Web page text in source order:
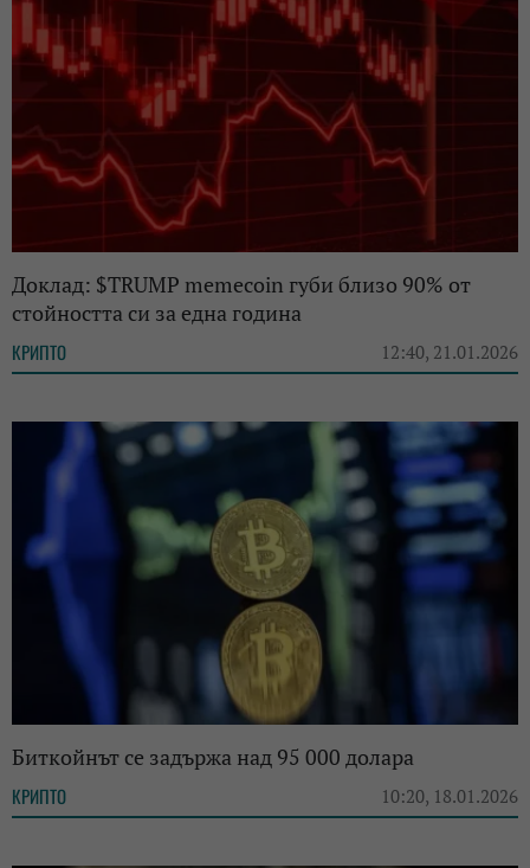
Доклад: $TRUMP memecoin губи близо 90% от
стойността си за една година
КРИПТО 12:40, 21.01.2026
Биткойнът се задържа над 95 000 долара
КРИПТО 10:20, 18.01.2026